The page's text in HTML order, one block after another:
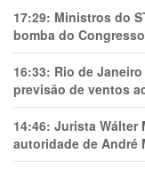
17:29: Ministros do
bomba do
16:33: Rio de Janeiro
previsão de ventos
14:46: Jurista Wálter
autoridade de André